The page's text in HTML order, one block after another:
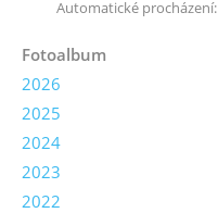
Automatické procházení:
Fotoalbum
2026
2025
2024
2023
2022